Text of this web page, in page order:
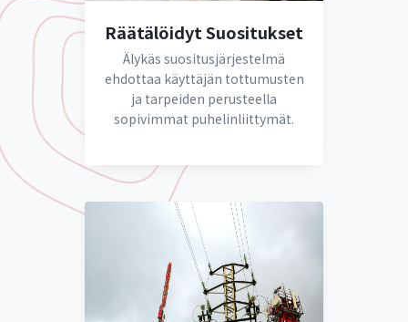
Räätälöidyt Suositukset
Älykäs suositusjärjestelmä
ehdottaa käyttäjän tottumusten
ja tarpeiden perusteella
sopivimmat puhelinliittymät.